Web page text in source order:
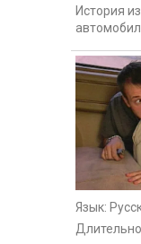
История
Язык: